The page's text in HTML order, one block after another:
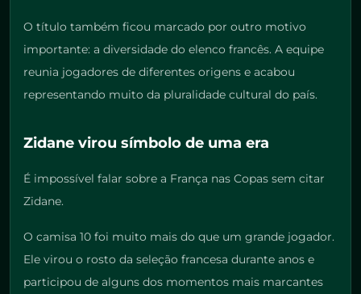
O título também ficou marcado por outro motivo
importante: a diversidade do elenco francês. A equipe
reunia jogadores de diferentes origens e acabou
representando muito da pluralidade cultural do país.
Zidane virou símbolo de uma era
É impossível falar sobre a França nas Copas sem citar
Zidane.
O camisa 10 foi muito mais do que um grande jogador.
Ele virou o rosto da seleção francesa durante anos e
participou de alguns dos momentos mais marcantes